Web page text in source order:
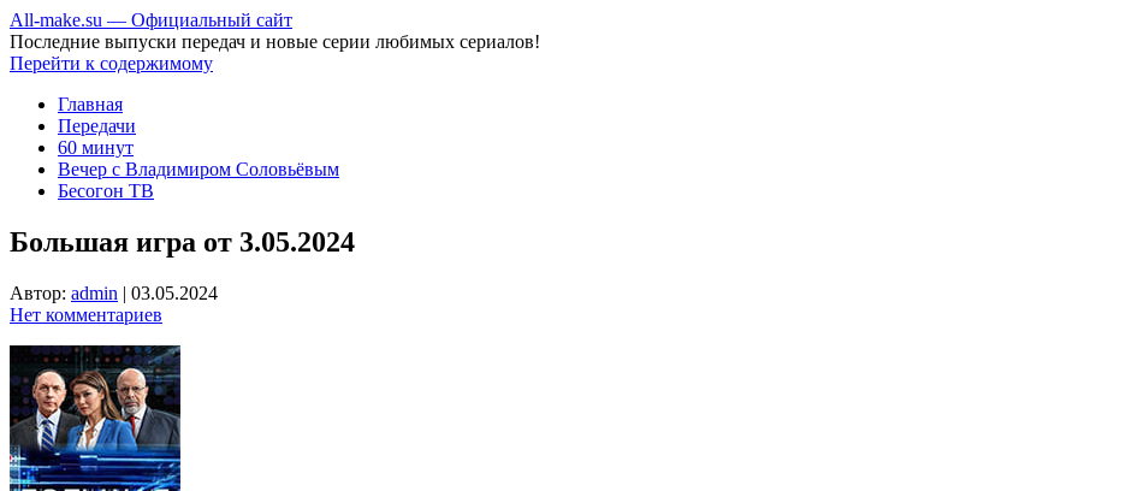
All-make.su — Официальный сайт
Последние выпуски передач и новые серии любимых сериалов!
Перейти к содержимому
Главная
Передачи
60 минут
Вечер с Владимиром Соловьёвым
Бесогон ТВ
Большая игра от 3.05.2024
Автор: admin | 03.05.2024
Нет комментариев